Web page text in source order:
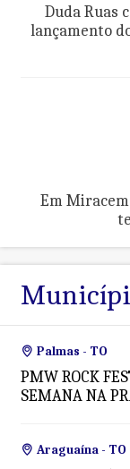
Duda Ruas
lançamento
Em
Palmas - TO
PMW ROCK
SEMANA NA
Araguaína - TO